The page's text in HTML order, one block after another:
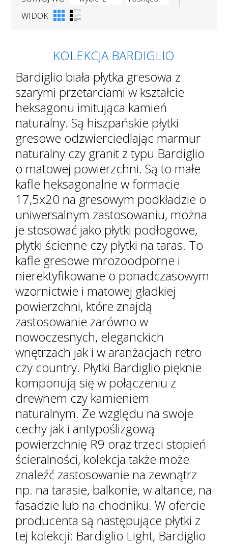
WIDOK
KOLEKCJA BARDIGLIO
Bardiglio biała płytka gresowa z
szarymi przetarciami w kształcie
heksagonu imitująca kamień
naturalny. Są hiszpańskie płytki
gresowe odzwierciedlając marmur
naturalny czy granit z typu Bardiglio
o matowej powierzchni. Są to małe
kafle heksagonalne w formacie
17,5x20 na gresowym podkładzie o
uniwersalnym zastosowaniu, można
je stosować jako płytki podłogowe,
płytki ścienne czy płytki na taras. To
kafle gresowe mrozoodporne i
nierektyfikowane o ponadczasowym
wzornictwie i matowej gładkiej
powierzchni, które znajdą
zastosowanie zarówno w
nowoczesnych, eleganckich
wnętrzach jak i w aranżacjach retro
czy country. Płytki Bardiglio pięknie
komponują się w połączeniu z
drewnem czy kamieniem
naturalnym. Ze względu na swoje
cechy jak i antypoślizgową
powierzchnię R9 oraz trzeci stopień
ścieralności, kolekcja także może
znaleźć zastosowanie na zewnątrz
np. na tarasie, balkonie, w altance, na
fasadzie lub na chodniku. W ofercie
producenta są następujące płytki z
tej kolekcji: Bardiglio Light, Bardiglio